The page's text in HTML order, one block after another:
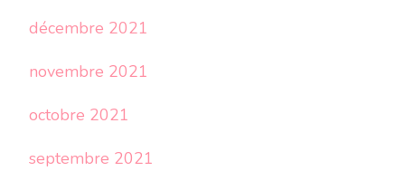
décembre 2021
novembre 2021
octobre 2021
septembre 2021